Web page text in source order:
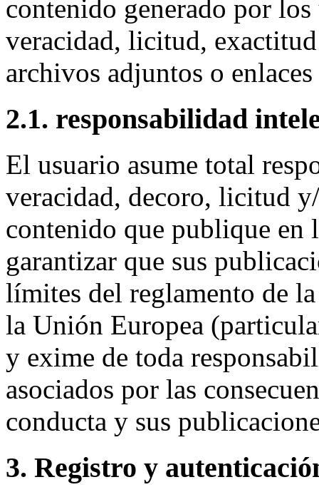
contenido generado por
veracidad, licitud,
archivos adjuntos o
2.1. responsabilidad
El usuario asume total
veracidad, decoro, licitud
contenido que publique en
garantizar que sus
límites del reglamento de
la Unión Europea
y exime de toda
asociados por las
conducta y sus
3. Registro y